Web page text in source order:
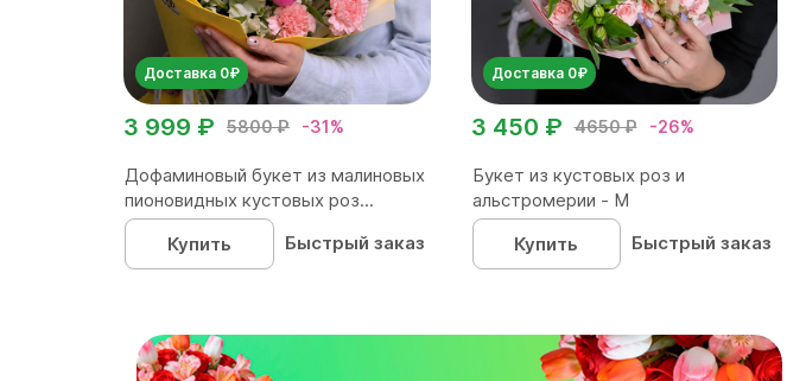
Доставка 0₽
5800 ₽ -31%
3 999 ₽
Дофаминовый букет из малиновых
пионовидных кустовых роз...
Купить
Быстрый заказ
Доставка 0₽
4650 ₽ -26%
3 450 ₽
Букет из кустовых роз и
альстромерии - М
Купить
Быстрый заказ